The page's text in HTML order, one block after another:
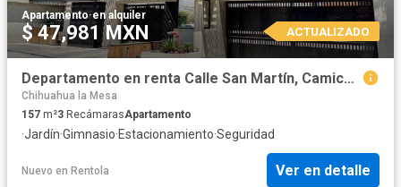
Apartamento·en alquiler
$ 47,981 MXN ACTUALIZADO
Departamento en renta Calle San Martín, Camichín, Delegación La Mesa, Tijuana, Municipio De Tijuana, Baja California, 22120, México
Chihuahua la Mesa
157 m²3 RecámarasApartamento
·Jardín·Gimnasio·Estacionamiento·Seguridad
Nuevo en Rentola Ver en detalle